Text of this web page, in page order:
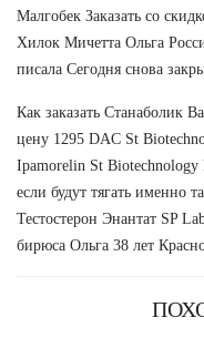
Малгобек Заказать со
Хилок Мичетта Ольга
писала Сегодня снова
Как заказать Станаболик
цену 1295 DAC St
Ipamorelin St Biotechnology
если будут тягать именно
Тестостерон Энантат SP
бирюса Ольга 38 лет